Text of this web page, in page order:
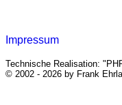
Impressum
Technische Realisation:
© 2002 - 2026 by Frank